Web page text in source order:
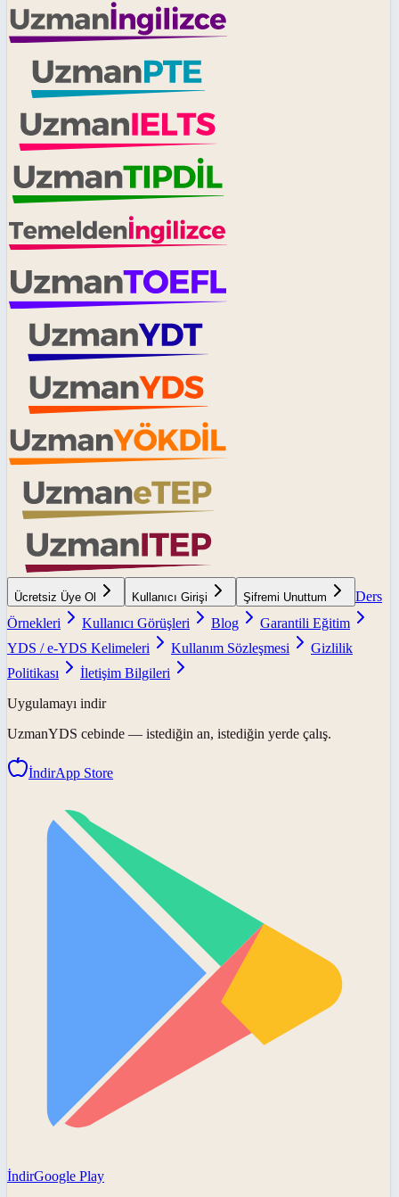
Ücretsiz Üye Ol Kullanıcı Girişi Şifremi Unuttum
Ders
Örnekleri
Kullanıcı Görüşleri Blog
Garantili Eğitim
YDS / e-YDS Kelimeleri
Kullanım Sözleşmesi
Gizlilik
Politikası
İletişim Bilgileri
Uygulamayı indir
UzmanYDS cebinde — istediğin an, istediğin yerde çalış.
İndirApp Store
İndirGoogle Play